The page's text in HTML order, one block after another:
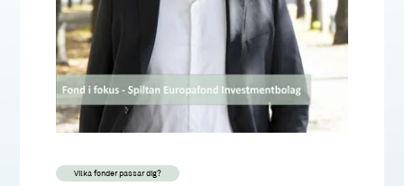
Vilka fonder passar dig?